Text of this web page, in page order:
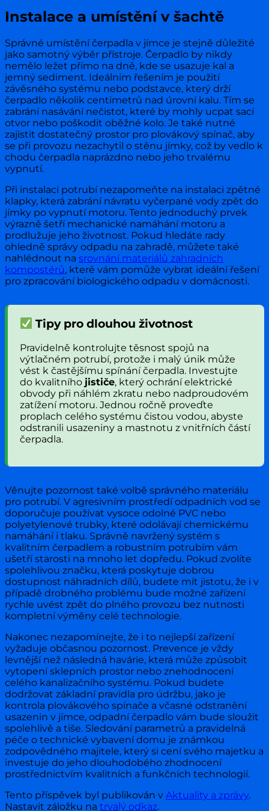
Instalace a umístění v šachtě
Správné umístění čerpadla v jímce je stejně důležité
jako samotný výběr přístroje. Čerpadlo by nikdy
nemělo ležet přímo na dně, kde se usazuje kal a
jemný sediment. Ideálním řešením je použití
závěsného systému nebo podstavce, který drží
čerpadlo několik centimetrů nad úrovní kalu. Tím se
zabrání nasávání nečistot, které by mohly ucpat sací
otvor nebo poškodit oběžné kolo. Je také nutné
zajistit dostatečný prostor pro plovákový spínač, aby
se při provozu nezachytil o stěnu jímky, což by vedlo k
chodu čerpadla naprázdno nebo jeho trvalému
vypnutí.
Při instalaci potrubí nezapomeňte na instalaci zpětné
klapky, která zabrání návratu vyčerpané vody zpět do
jímky po vypnutí motoru. Tento jednoduchý prvek
výrazně šetří mechanické namáhání motoru a
prodlužuje jeho životnost. Pokud hledáte rady
ohledně správy odpadu na zahradě, můžete také
nahlédnout na srovnání materiálů zahradních
kompostérů, které vám pomůže vybrat ideální řešení
pro zpracování biologického odpadu v domácnosti.
Tipy pro dlouhou životnost
Pravidelně kontrolujte těsnost spojů na
výtlačném potrubí, protože i malý únik může
vést k častějšímu spínání čerpadla. Investujte
do kvalitního jističe, který ochrání elektrické
obvody při náhlém zkratu nebo nadproudovém
zatížení motoru. Jednou ročně proveďte
proplach celého systému čistou vodou, abyste
odstranili usazeniny a mastnotu z vnitřních částí
čerpadla.
Věnujte pozornost také volbě správného materiálu
pro potrubí. V agresivním prostředí odpadních vod se
doporučuje používat vysoce odolné PVC nebo
polyetylenové trubky, které odolávají chemickému
namáhání i tlaku. Správně navržený systém s
kvalitním čerpadlem a robustním potrubím vám
ušetří starosti na mnoho let dopředu. Pokud zvolíte
spolehlivou značku, která poskytuje dobrou
dostupnost náhradních dílů, budete mít jistotu, že i v
případě drobného problému bude možné zařízení
rychle uvést zpět do plného provozu bez nutnosti
kompletní výměny celé technologie.
Nakonec nezapomínejte, že i to nejlepší zařízení
vyžaduje občasnou pozornost. Prevence je vždy
levnější než následná havárie, která může způsobit
vytopení sklepních prostor nebo znehodnocení
celého kanalizačního systému. Pokud budete
dodržovat základní pravidla pro údržbu, jako je
kontrola plovákového spínače a včasné odstranění
usazenin v jímce, odpadní čerpadlo vám bude sloužit
spolehlivě a tiše. Sledování parametrů a pravidelná
péče o technické vybavení domu je známkou
zodpovědného majitele, který si cení svého majetku a
investuje do jeho dlouhodobého zhodnocení
prostřednictvím kvalitních a funkčních technologií.
Tento příspěvek byl publikován v Aktuality a zprávy.
Nastavit záložku na trvalý odkaz.